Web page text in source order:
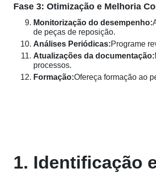
Fase 3: Otimização e Melhoria
Monitorização do desempenho:
de peças de reposição.
Análises Periódicas:Programe
Atualizações da documentação:
processos.
Formação:Ofereça formação ao
1. Identificação